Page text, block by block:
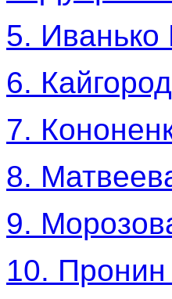
5. Иванько
6.
7.
8.
9.
10.